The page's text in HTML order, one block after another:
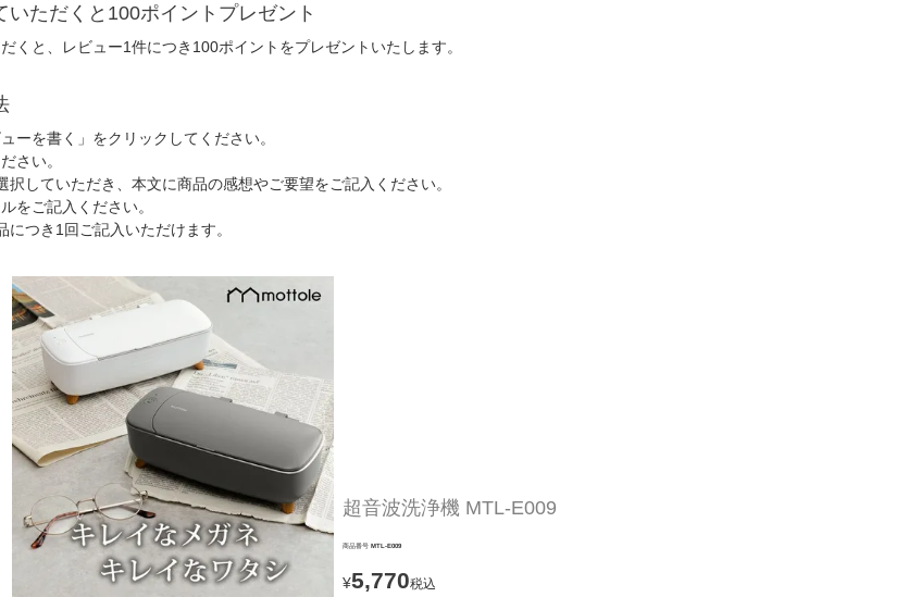
いただくと100ポイントプレゼント
くと、レビュー1件につき100ポイントをプレゼントいたします。
ーを書く」をクリックしてください。
さい。
択していただき、本文に商品の感想やご要望をご記入ください。
をご記入ください。
つき1回ご記入いただけます。
超音波洗浄機 MTL-E009
商品番号 MTL-E009
¥5,770税込